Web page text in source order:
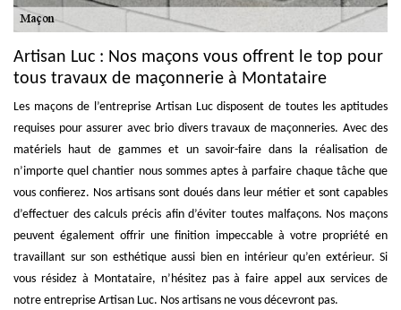
Artisan Luc : Nos maçons vous offrent le top pour
tous travaux de maçonnerie à Montataire
Les maçons de l’entreprise Artisan Luc disposent de toutes les aptitudes
requises pour assurer avec brio divers travaux de maçonneries. Avec des
matériels haut de gammes et un savoir-faire dans la réalisation de
n’importe quel chantier nous sommes aptes à parfaire chaque tâche que
vous confierez. Nos artisans sont doués dans leur métier et sont capables
d’effectuer des calculs précis afin d’éviter toutes malfaçons. Nos maçons
peuvent également offrir une finition impeccable à votre propriété en
travaillant sur son esthétique aussi bien en intérieur qu’en extérieur. Si
vous résidez à Montataire, n’hésitez pas à faire appel aux services de
notre entreprise Artisan Luc. Nos artisans ne vous décevront pas.